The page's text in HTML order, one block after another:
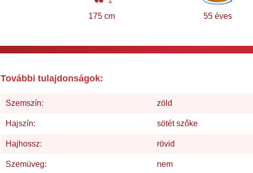
175 cm 55 éves
További tulajdonságok:
Szemszín: zöld
Hajszín: sötét szőke
Hajhossz: rövid
Szemüveg: nem